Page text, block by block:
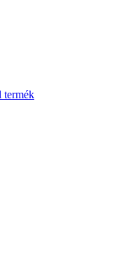
termék